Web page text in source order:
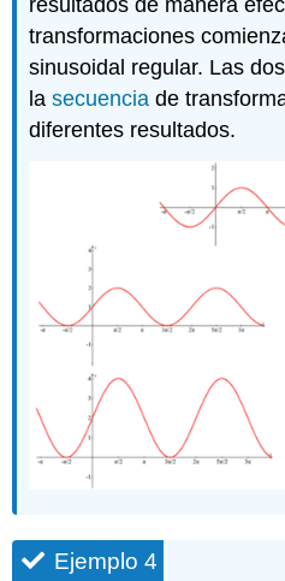
resultados de manera
transformaciones
sinusoidal regular. Las
lasecuencia de
diferentes resultados.
Ejemplo 4